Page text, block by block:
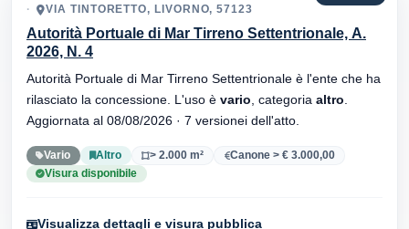
VIA TINTORETTO, LIVORNO, 57123
Autorità Portuale di Mar Tirreno Settentrionale, A.
2026, N. 4
Autorità Portuale di Mar Tirreno Settentrionale è l'ente che ha
rilasciato la concessione. L'uso è vario , categoria altro
Aggiornata al 08/08/2026 · 7 versionei dell'atto.
Vario Altro > 2.000 m²
Canone > € 3.000,00
Visura disponibile
Visualizza dettagli e visura pubblica